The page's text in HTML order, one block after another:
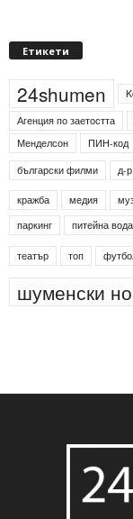
Етикети
24shumen
Агенция по заетостта
Менделсон
ПИН-код
български филми
д-
кражба медия
паркинг питейна вода
театър топ
шуменски